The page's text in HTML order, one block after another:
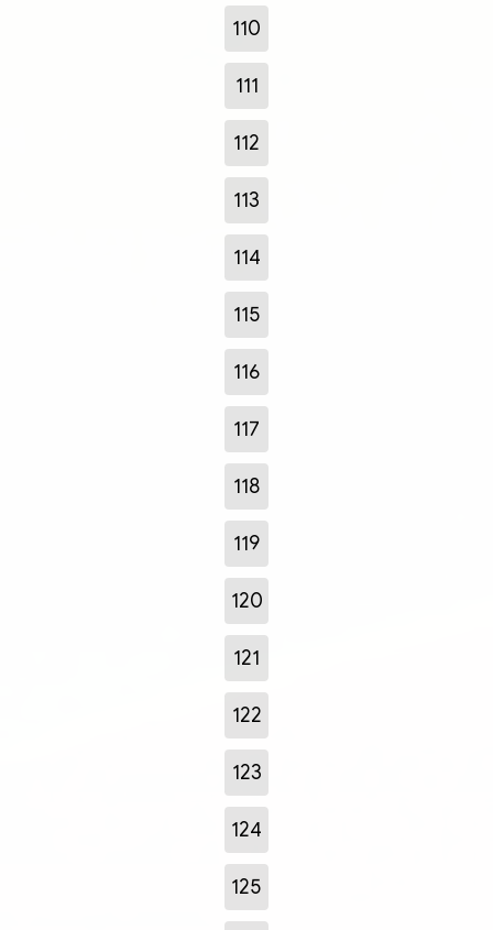
110
111
112
113
114
115
116
117
118
119
120
121
122
123
124
125